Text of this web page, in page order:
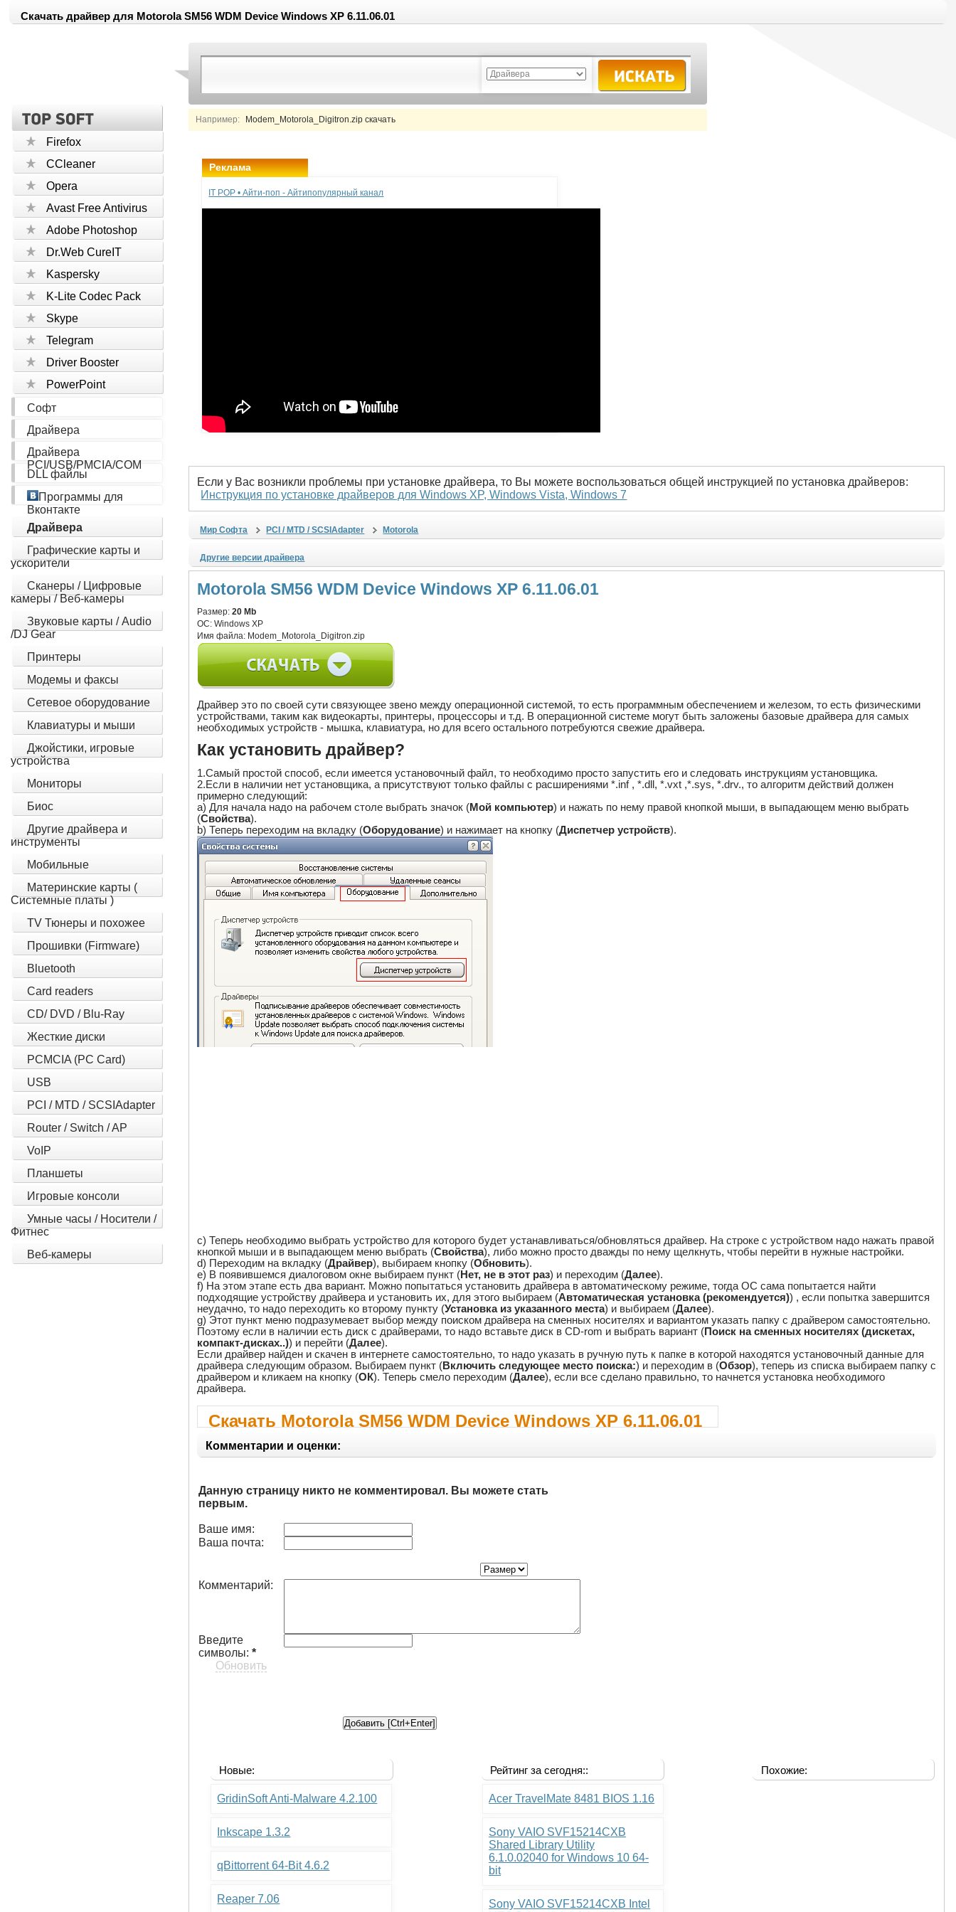
Скачать драйвер для Motorola SM56 WDM Device Windows XP 6.11.06.01
Например: Modem_Motorola_Digitron.zip скачать
Firefox
CCleaner
Opera
Avast Free Antivirus
Adobe Photoshop
Dr.Web CureIT
Kaspersky
K-Lite Codec Pack
Skype
Telegram
Driver Booster
PowerPoint
Софт
Драйвера
Драйвера
PCI/USB/PMCIA/COM
DLL файлы
Программы для
Вконтакте
Драйвера
Графические карты и
ускорители
Сканеры / Цифровые
камеры / Веб-камеры
Звуковые карты / Audio
/DJ Gear
Принтеры
Модемы и факсы
Сетевое оборудование
Клавиатуры и мыши
Джойстики, игровые
устройства
Мониторы
Биос
Другие драйвера и
инструменты
Мобильные
Материнские карты (
Системные платы )
TV Тюнеры и похожее
Прошивки (Firmware)
Bluetooth
Card readers
CD/ DVD / Blu-Ray
Жесткие диски
PCMCIA (PC Card)
USB
PCI / MTD / SCSIAdapter
Router / Switch / AP
VoIP
Планшеты
Игровые консоли
Умные часы / Носители /
Фитнес
Веб-камеры
Реклама
IT POP • Айти-поп - Айтипопулярный канал
Если у Вас возникли проблемы при установке драйвера, то Вы можете воспользоваться общей инструкцией по установка драйверов:
Инструкция по установке драйверов для Windows XP, Windows Vista, Windows 7
Мир Софта PCI / MTD / SCSIAdapter Motorola
Другие версии драйвера
Motorola SM56 WDM Device Windows XP 6.11.06.01
Размер:20 Mb
ОС:Windows XP
Имя файла: Modem_Motorola_Digitron.zip
Драйвер это по своей сути связующее звено между операционной системой, то есть программным обеспечением и железом, то есть физическими
устройствами, таким как видеокарты, принтеры, процессоры и т.д. В операционной системе могут быть заложены базовые драйвера для самых
необходимых устройств - мышка, клавиатура, но для всего остального потребуются свежие драйвера.
Как установить драйвер?
1.Самый простой способ, если имеется установочный файл, то необходимо просто запустить его и следовать инструкциям установщика.
2.Если в наличии нет установщика, а присутствуют только файлы с расширениями *.inf , *.dll, *.vxt ,*.sys, *.drv., то алгоритм действий должен
примерно следующий:
a) Для начала надо на рабочем столе выбрать значок (Мой компьютер) и нажать по нему правой кнопкой мыши, в выпадающем меню выбрать
(Свойства).
b) Теперь переходим на вкладку (Оборудование) и нажимает на кнопку (Диспетчер устройств).
c) Теперь необходимо выбрать устройство для которого будет устанавливаться/обновляться драйвер. На строке с устройством надо нажать правой
кнопкой мыши и в выпадающем меню выбрать (Свойства), либо можно просто дважды по нему щелкнуть, чтобы перейти в нужные настройки.
d) Переходим на вкладку (Драйвер), выбираем кнопку (Обновить).
e) В появившемся диалоговом окне выбираем пункт (Нет, не в этот раз) и переходим (Далее).
f) На этом этапе есть два вариант. Можно попытаться установить драйвера в автоматическому режиме, тогда ОС сама попытается найти
подходящие устройству драйвера и установить их, для этого выбираем (Автоматическая установка (рекомендуется)) , если попытка завершится
неудачно, то надо переходить ко второму пункту (Установка из указанного места) и выбираем (Далее).
g) Этот пункт меню подразумевает выбор между поиском драйвера на сменных носителях и вариантом указать папку с драйвером самостоятельно.
Поэтому если в наличии есть диск с драйверами, то надо вставьте диск в CD-rom и выбрать вариант (Поиск на сменных носителях (дискетах,
компакт-дисках..)) и перейти (Далее).
Если драйвер найден и скачен в интернете самостоятельно, то надо указать в ручную путь к папке в которой находятся установочный данные для
драйвера следующим образом. Выбираем пункт (Включить следующее место поиска:) и переходим в (Обзор), теперь из списка выбираем папку с
драйвером и кликаем на кнопку (ОК). Теперь смело переходим (Далее), если все сделано правильно, то начнется установка необходимого
драйвера.
Скачать Motorola SM56 WDM Device Windows XP 6.11.06.01
Комментарии и оценки:
Данную страницу никто не комментировал. Вы можете стать
первым.
Ваше имя:
Ваша почта:
Комментарий:
Введите
символы:*
Обновить
Новые:
GridinSoft Anti-Malware 4.2.100
Inkscape 1.3.2
qBittorrent 64-Bit 4.6.2
Reaper 7.06
Рейтинг за сегодня::
Acer TravelMate 8481 BIOS 1.16
Sony VAIO SVF15214CXB
Shared Library Utility
6.1.0.02040 for Windows 10 64-
bit
Sony VAIO SVF15214CXB Intel
Похожие: